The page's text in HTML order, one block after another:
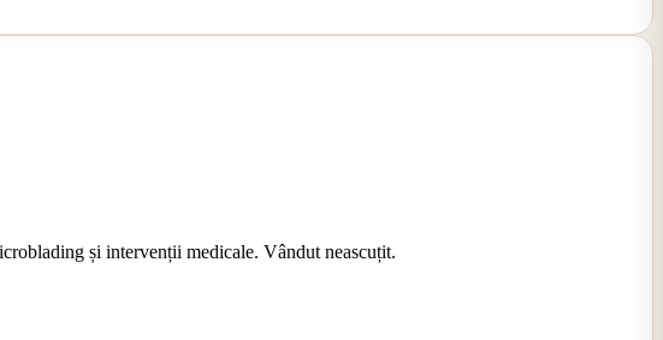
și intervenții medicale. Vândut neascuțit.